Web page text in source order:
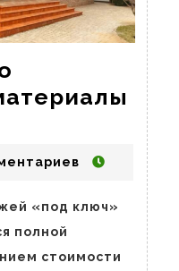
«под ключ»
полной
стоимости